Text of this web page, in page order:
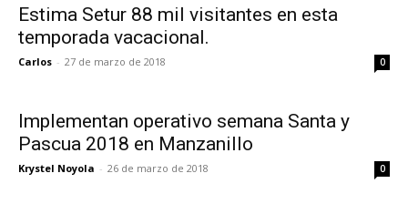
Estima Setur 88 mil visitantes en esta
temporada vacacional.
Carlos - 27 de marzo de 2018 0
Implementan operativo semana Santa y
Pascua 2018 en Manzanillo
Krystel Noyola - 26 de marzo de 2018 0